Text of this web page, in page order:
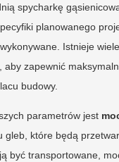
spycharkę
planowanego
Istnieje
aby zapewnić
budowy.
parametrów jest
gleb, które będą
być transportowane,